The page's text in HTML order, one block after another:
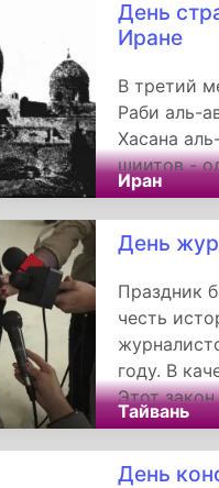
Через
важности
поколений.
День
Иране
В третий
Раби аль-
Хасана
шиитов -
наследие
Иран
День
Праздник
честь
году. В
Этот
процессе
Тайвань
День